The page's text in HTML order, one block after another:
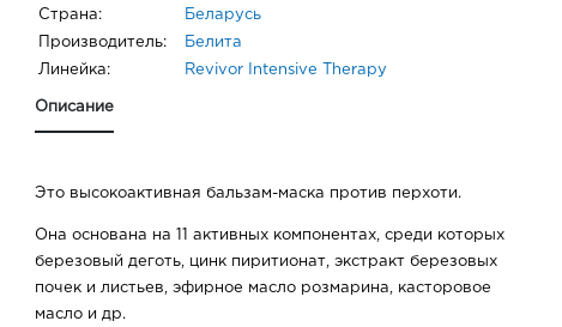
Страна: Беларусь
Производитель: Белита
Линейка: Revivor Intensive Therapy
Описание
Это высокоактивная бальзам-маска против перхоти.
Она основана на 11 активных компонентах, среди которых
березовый деготь, цинк пиритионат, экстракт березовых
почек и листьев, эфирное масло розмарина, касторовое
масло и др.